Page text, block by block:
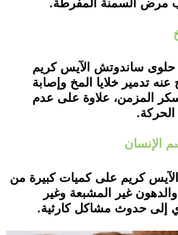
مرض السمنة المفرطة.
حلوى ساندوتش الآيس كريم
عنه تدمير خلايا المخ وإصابة
المزمن، علاوة على عدم
كريم على كميات كبيرة من
غير المشبعة وغير
إلى حدوث مشاكل كارثية.